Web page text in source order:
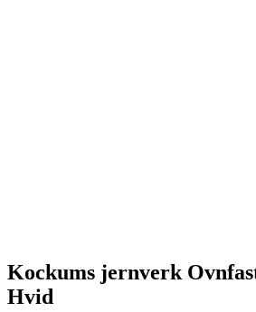
Kockums jernverk
Hvid